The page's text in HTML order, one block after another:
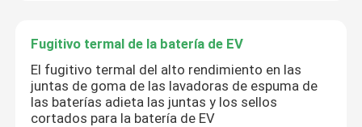
Fugitivo termal de la batería de EV
El fugitivo termal del alto rendimiento en las
juntas de goma de las lavadoras de espuma de
las baterías adieta las juntas y los sellos
cortados para la batería de EV